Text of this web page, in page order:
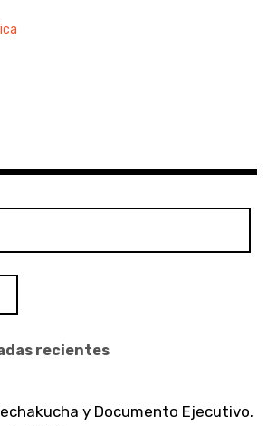
recientes
y Documento Ejecutivo.